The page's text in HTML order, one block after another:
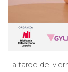
La tarde del